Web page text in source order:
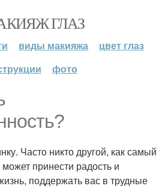
ГЛАЗ
виды макияжа
цвет глаз
фото
Часто никто другой, как самый
принести радость и
поддержать вас в трудные